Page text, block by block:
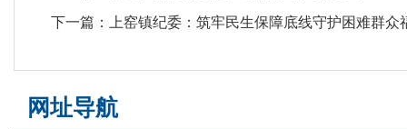
下一篇： 上窑镇纪委：筑牢民生保障底线守护困难群众
网址导航